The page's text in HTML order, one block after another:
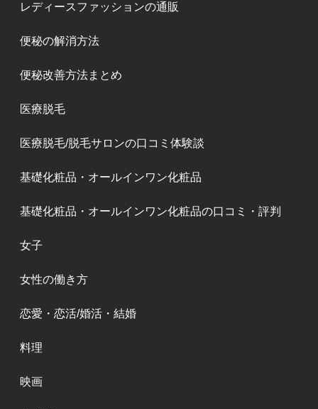
レディースファッションの通販
便秘の解消方法
便秘改善方法まとめ
医療脱毛
医療脱毛/脱毛サロンの口コミ体験談
基礎化粧品・オールインワン化粧品
基礎化粧品・オールインワン化粧品の口コミ・評判
女子
女性の働き方
恋愛・恋活/婚活・結婚
料理
映画